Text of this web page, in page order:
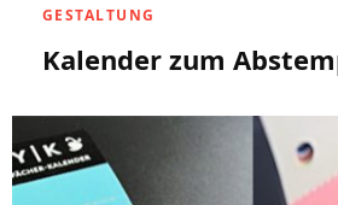
GESTALTUNG
Kalender zum